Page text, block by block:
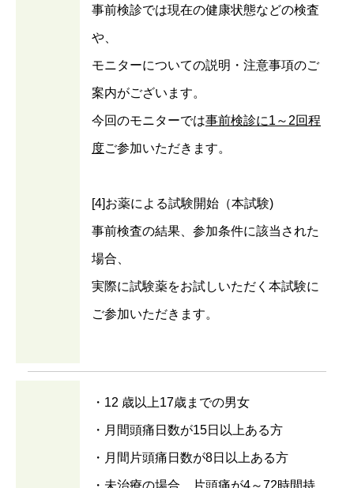
事前検診では現在の健康状態などの検査
や、
モニターについての説明・注意事項のご
案内がございます。
今回のモニターでは事前検診に1～2回程
度ご参加いただきます。
[4]お薬による試験開始（本試験)
事前検査の結果、参加条件に該当された
場合、
実際に試験薬をお試しいただく本試験に
ご参加いただきます。
・12 歳以上17歳までの男女
・月間頭痛日数が15日以上ある方
・月間片頭痛日数が8日以上ある方
・未治療の場合，片頭痛が4～72時間持